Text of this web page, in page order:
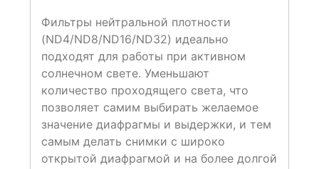
Фильтры нейтральной плотности
(ND4/ND8/ND16/ND32) идеально
подходят для работы при активном
солнечном свете. Уменьшают
количество проходящего света, что
позволяет самим выбирать желаемое
значение диафрагмы и выдержки, и тем
самым делать снимки с широко
открытой диафрагмой и на более долгой